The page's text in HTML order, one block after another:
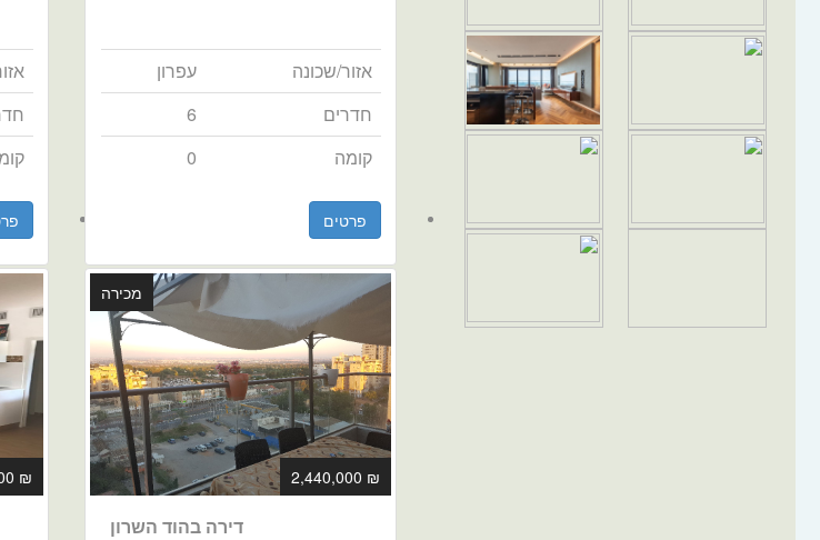
אזור/שכונה
עפרון
חדרים
6
קומה
0
פרטים
₪ 2,650,000 ₪ 2,440,000
מכירה
דירה בהוד השרון